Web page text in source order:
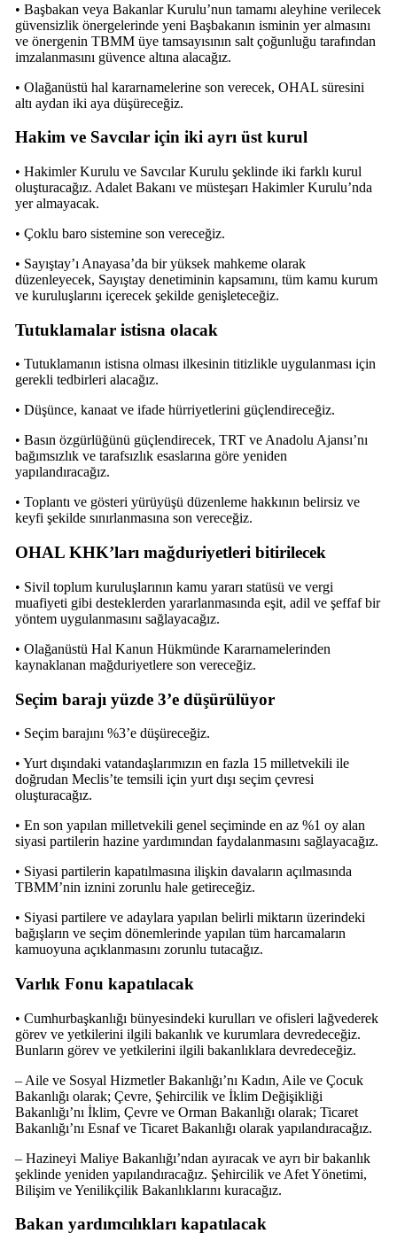
• Başbakan veya Bakanlar Kurulu’nun tamamı aleyhine verilecek
güvensizlik önergelerinde yeni Başbakanın isminin yer almasını
ve önergenin TBMM üye tamsayısının salt çoğunluğu tarafından
imzalanmasını güvence altına alacağız.
• Olağanüstü hal kararnamelerine son verecek, OHAL süresini
altı aydan iki aya düşüreceğiz.
Hakim ve Savcılar için iki ayrı üst kurul
• Hakimler Kurulu ve Savcılar Kurulu şeklinde iki farklı kurul
oluşturacağız. Adalet Bakanı ve müsteşarı Hakimler Kurulu’nda
yer almayacak.
• Çoklu baro sistemine son vereceğiz.
• Sayıştay’ı Anayasa’da bir yüksek mahkeme olarak
düzenleyecek, Sayıştay denetiminin kapsamını, tüm kamu kurum
ve kuruluşlarını içerecek şekilde genişleteceğiz.
Tutuklamalar istisna olacak
• Tutuklamanın istisna olması ilkesinin titizlikle uygulanması için
gerekli tedbirleri alacağız.
• Düşünce, kanaat ve ifade hürriyetlerini güçlendireceğiz.
• Basın özgürlüğünü güçlendirecek, TRT ve Anadolu Ajansı’nı
bağımsızlık ve tarafsızlık esaslarına göre yeniden
yapılandıracağız.
• Toplantı ve gösteri yürüyüşü düzenleme hakkının belirsiz ve
keyfi şekilde sınırlanmasına son vereceğiz.
OHAL KHK’ları mağduriyetleri bitirilecek
• Sivil toplum kuruluşlarının kamu yararı statüsü ve vergi
muafiyeti gibi desteklerden yararlanmasında eşit, adil ve şeffaf bir
yöntem uygulanmasını sağlayacağız.
• Olağanüstü Hal Kanun Hükmünde Kararnamelerinden
kaynaklanan mağduriyetlere son vereceğiz.
Seçim barajı yüzde 3’e düşürülüyor
• Seçim barajını %3’e düşüreceğiz.
• Yurt dışındaki vatandaşlarımızın en fazla 15 milletvekili ile
doğrudan Meclis’te temsili için yurt dışı seçim çevresi
oluşturacağız.
• En son yapılan milletvekili genel seçiminde en az %1 oy alan
siyasi partilerin hazine yardımından faydalanmasını sağlayacağız.
• Siyasi partilerin kapatılmasına ilişkin davaların açılmasında
TBMM’nin iznini zorunlu hale getireceğiz.
• Siyasi partilere ve adaylara yapılan belirli miktarın üzerindeki
bağışların ve seçim dönemlerinde yapılan tüm harcamaların
kamuoyuna açıklanmasını zorunlu tutacağız.
Varlık Fonu kapatılacak
• Cumhurbaşkanlığı bünyesindeki kurulları ve ofisleri lağvederek
görev ve yetkilerini ilgili bakanlık ve kurumlara devredeceğiz.
Bunların görev ve yetkilerini ilgili bakanlıklara devredeceğiz.
– Aile ve Sosyal Hizmetler Bakanlığı’nı Kadın, Aile ve Çocuk
Bakanlığı olarak; Çevre, Şehircilik ve İklim Değişikliği
Bakanlığı’nı İklim, Çevre ve Orman Bakanlığı olarak; Ticaret
Bakanlığı’nı Esnaf ve Ticaret Bakanlığı olarak yapılandıracağız.
– Hazineyi Maliye Bakanlığı’ndan ayıracak ve ayrı bir bakanlık
şeklinde yeniden yapılandıracağız. Şehircilik ve Afet Yönetimi,
Bilişim ve Yenilikçilik Bakanlıklarını kuracağız.
Bakan yardımcılıkları kapatılacak